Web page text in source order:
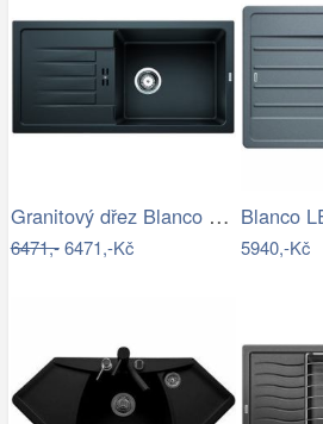
Granitový dřez Blanco FAVUM XL 6 S…
6471,-6471,-Kč 5940,-Kč